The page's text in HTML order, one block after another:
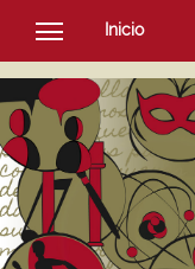
Inicio
SOCIEDAD
CULTURA
NOTICIAS